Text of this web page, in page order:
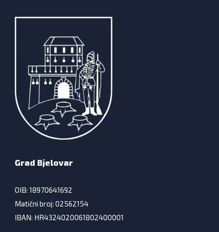
Grad Bjelovar
OIB: 18970641692
Matični broj: 02562154
IBAN: HR4324020061802400001